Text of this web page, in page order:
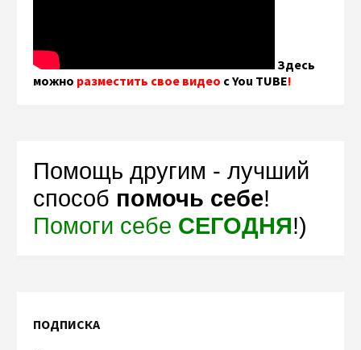
Здесь
можно разместить свое видео с You TUBE!
Помощь другим - лучший
способ помочь себе!
Помоги себе СЕГОДНЯ!)
ПОДПИСКА